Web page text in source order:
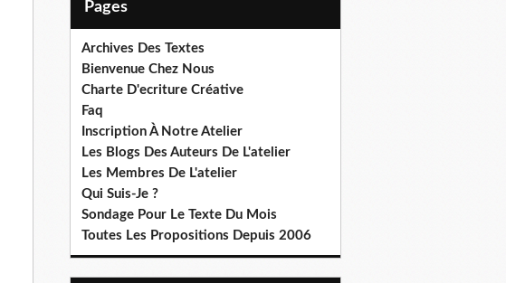
Pages
Archives Des Textes
Bienvenue Chez Nous
Charte D'ecriture Créative
Faq
Inscription À Notre Atelier
Les Blogs Des Auteurs De L'atelier
Les Membres De L'atelier
Qui Suis-Je ?
Sondage Pour Le Texte Du Mois
Toutes Les Propositions Depuis 2006